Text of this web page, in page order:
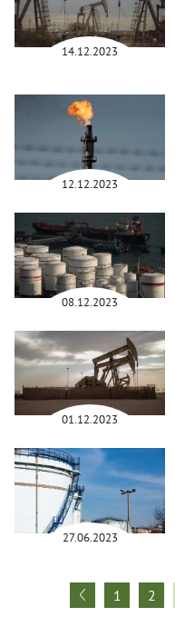
14.12.2023
12.12.2023
08.12.2023
01.12.2023
27.06.2023
1 2